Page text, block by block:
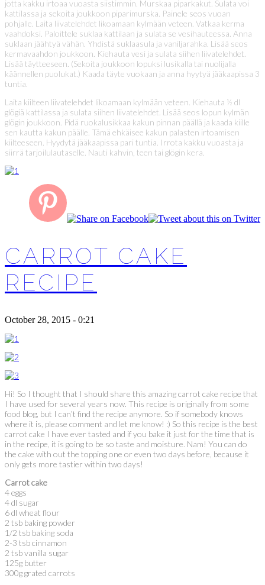
jotta kakku irtoaa vuoasta siistimmin. Murskaa piparkakut. Sulata voi
kattilassa ja sekoita joukkoon piparimurska. Painele seos vuoan
pohjalle. Laita liivatelehdet likoamaan kylmään veteen. Vatkaa kerma
vaahdoksi. Paloittele suklaa kattilaan ja sulata se vesihauteessa. Anna
suklaan jäähtyä vähän. Yhdistä suklaasula ja vaniljarahka. Lisää seos
kermavaahdon joukkoon. Kiehauta vesi ja sulata siihen liivatelehdet.
Lisää täytteeseen. (Sekoita joukkoon lopuksi lusikalla tai nuolijalla
käännellen puolukat.) Kaada täyte vuokaan ja anna hyytyä jääkaapissa 3
tuntia.
Laita kiilteen liivatelehdet likoamaan kylmään veteen. Kiehauta ½ dl
glögiä kattilassa ja sulata siihen liivatelehdet. Lisää seos lopun kylmän
glögin joukkoon. Pidä ruokalusikkaa kakun pinnan päällä ja kaada kiille
sen kautta kakun päälle. Tämä ehkäisee kakun palasten irtoamisen
kiilteeseen. Hyydytä jääkaapissa pari tuntia. Irrota kakku vuoasta ja
siirrä tarjoilulautaselle. Nauti kahvin, teen tai glögin kera.
CARROT CAKE
RECIPE
October 28, 2015 - 0:21
Hi! So I thought that I should share this amazing carrot cake recipe that
I have used for several years now. This recipe is originally from some
food blog, but I can’t find the recipe anymore. So if somebody knows
where it is, please comment and let me know! :) So this recipe is the best
carrot cake I have ever tasted and if you bake it just for the time that is
in the recipe, it is going to be so taste and moisture. Nam! You can do
the cake with out the topping one or even two days before, because it
only gets more tastier within two days!
Carrot cake
4 eggs
4 dl sugar
6 dl wheat flour
2 tsb baking powder
1/2 tsb baking soda
2-3 tsb cinnamon
2 tsb vanilla sugar
125g butter
300g grated carrots